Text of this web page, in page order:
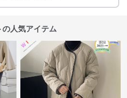
人気アイテム